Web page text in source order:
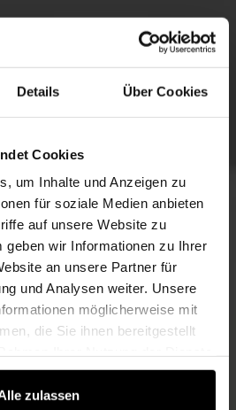
Details Über Cookies
Cookies
um Inhalte und Anzeigen zu
für soziale Medien anbieten
auf unsere Website zu
geben wir Informationen zu Ihrer
an unsere Partner für
und Analysen weiter. Unsere
möglicherweise mit
die Sie ihnen bereitgestellt
zulassen